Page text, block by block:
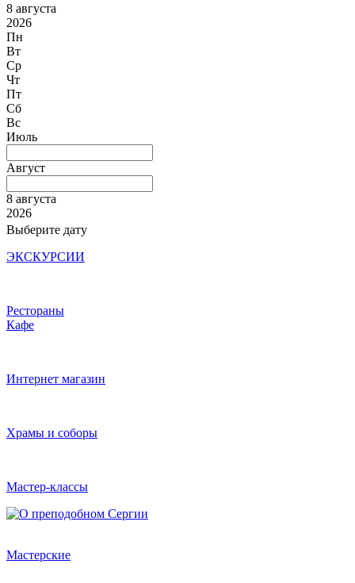
8 августа
2026
Пн
Вт
Ср
Чт
Пт
Сб
Вс
Июль
Август
8 августа
2026
Выберите дату
ЭКСКУРСИИ
Рестораны
Кафе
Интернет магазин
Храмы и соборы
Мастер-классы
Мастерские